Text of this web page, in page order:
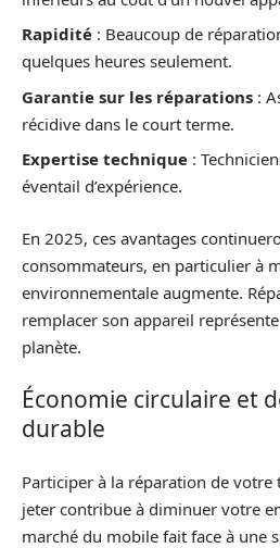
Rapidité : Beaucoup de
quelques heures seulement.
Garantie sur les réparations :
récidive dans le court terme.
Expertise technique :
éventail d’expérience.
En 2025, ces avantages
consommateurs, en particulier à
environnementale augmente.
remplacer son appareil
planète.
Économie circulaire et
durable
Participer à la réparation de votre
jeter contribue à diminuer votre
marché du mobile fait face à une